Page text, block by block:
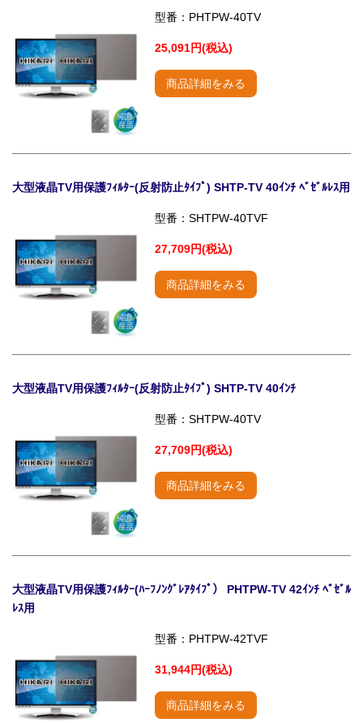
型番：PHTPW-40TV
25,091円(税込)
商品詳細をみる
大型液晶TV用保護ﾌｨﾙﾀｰ(反射防止ﾀｲﾌﾟ) SHTP-TV 40ｲﾝﾁ ﾍﾞｾﾞﾙﾚｽ用
型番：SHTPW-40TVF
27,709円(税込)
商品詳細をみる
大型液晶TV用保護ﾌｨﾙﾀｰ(反射防止ﾀｲﾌﾟ) SHTP-TV 40ｲﾝﾁ
型番：SHTPW-40TV
27,709円(税込)
商品詳細をみる
大型液晶TV用保護ﾌｨﾙﾀｰ(ﾊｰﾌﾉﾝｸﾞﾚｱﾀｲﾌﾟ） PHTPW-TV 42ｲﾝﾁ ﾍﾞｾﾞﾙ
ﾚｽ用
型番：PHTPW-42TVF
31,944円(税込)
商品詳細をみる